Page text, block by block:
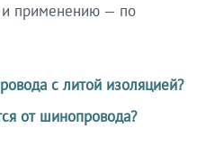
и применению — по
с литой изоляцией?
от шинопровода?